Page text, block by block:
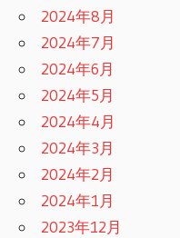
2024年8月
2024年7月
2024年6月
2024年5月
2024年4月
2024年3月
2024年2月
2024年1月
2023年12月